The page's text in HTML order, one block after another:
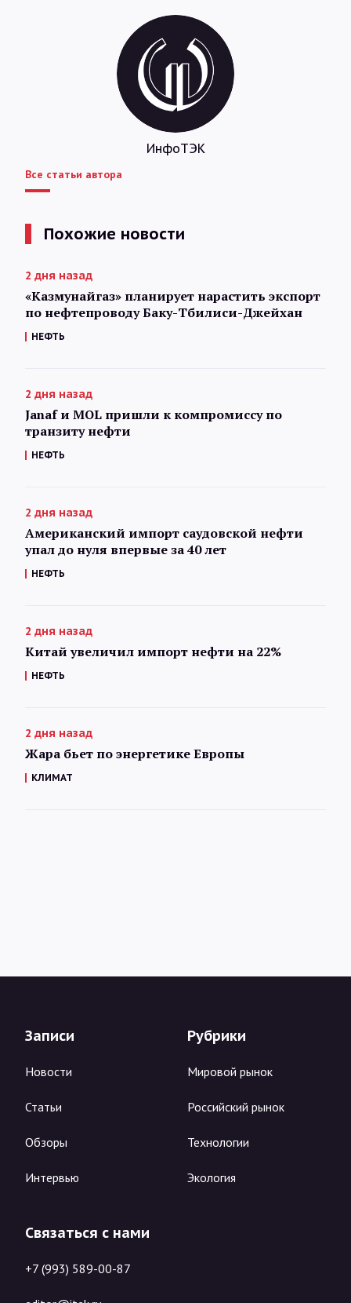
ИнфоТЭК
Все статьи автора
Похожие новости
2 дня назад
«Казмунайгаз» планирует нарастить экспорт
по нефтепроводу Баку-Тбилиси-Джейхан
НЕФТЬ
2 дня назад
Janaf и MOL пришли к компромиссу по
транзиту нефти
НЕФТЬ
2 дня назад
Американский импорт саудовской нефти
упал до нуля впервые за 40 лет
НЕФТЬ
2 дня назад
Китай увеличил импорт нефти на 22%
НЕФТЬ
2 дня назад
Жара бьет по энергетике Европы
КЛИМАТ
Записи
Новости
Статьи
Обзоры
Интервью
Рубрики
Мировой рынок
Российский рынок
Технологии
Экология
Связаться с нами
+7 (993) 589-00-87